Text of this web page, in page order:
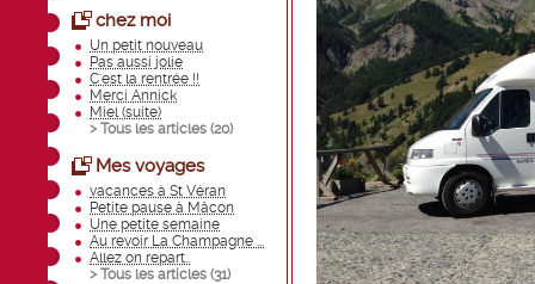
chez moi
Un petit nouveau
Pas aussi jolie
C'est la rentrée !!
Merci Annick
Miel (suite)
> Tous les articles (20)
Mes voyages
vacances à St Véran
Petite pause à Mâcon
Une petite semaine
Au revoir La Champagne ...
Allez on repart..
> Tous les articles (31)